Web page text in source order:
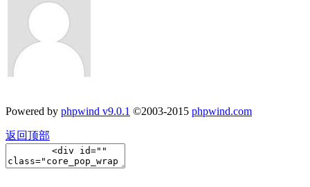
Powered by phpwind v9.0.1 ©2003-2015 phpwind.com
返回顶部